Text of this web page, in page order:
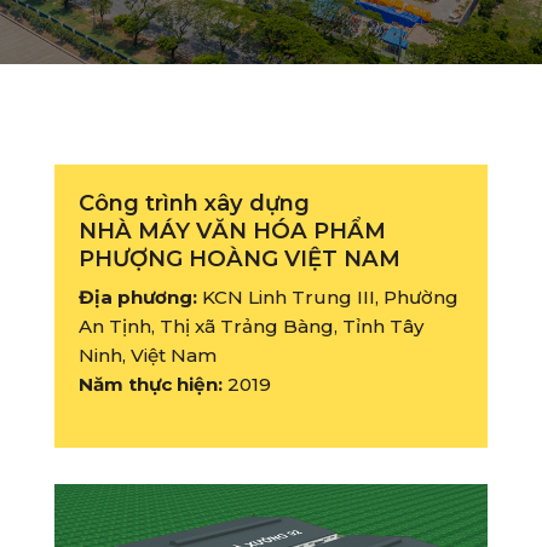
Công trình xây dựng
NHÀ MÁY VĂN HÓA PHẨM
PHƯỢNG HOÀNG VIỆT NAM
Địa phương: KCN Linh Trung III, Phường
An Tịnh, Thị xã Trảng Bàng, Tỉnh Tây
Ninh, Việt Nam
Năm thực hiện: 2019